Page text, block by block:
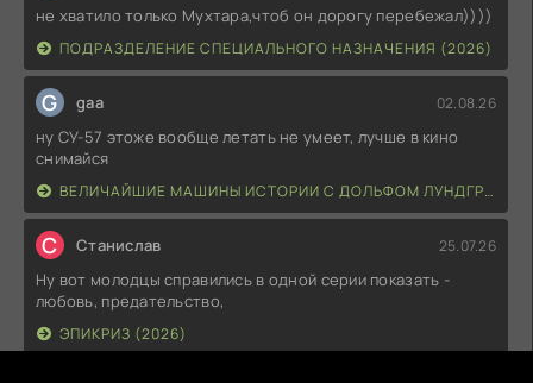
не хватило только Мухтара,чтоб он дорогу перебежал))))
ПОДРАЗДЕЛЕНИЕ СПЕЦИАЛЬНОГО НАЗНАЧЕНИЯ (2026)
G gaa 02.08.26
ну СУ-57 этоже вообще летать не умеет, лучше в кино
снимайся
ВЕЛИЧАЙШИЕ МАШИНЫ ИСТОРИИ С ДОЛЬФОМ ЛУНДГРЕНОМ (2026)
С Станислав 25.07.26
Ну вот молодцы справились в одной серии показать -
любовь, предательство,
ЭПИКРИЗ (2026)